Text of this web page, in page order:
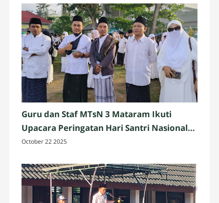
Guru dan Staf MTsN 3 Mataram Ikuti
Upacara Peringatan Hari Santri Nasional
2025 di Penujak, Lombok Tengah
October 22 2025